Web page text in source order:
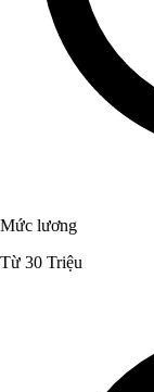
Mức lương
Từ 30 Triệu